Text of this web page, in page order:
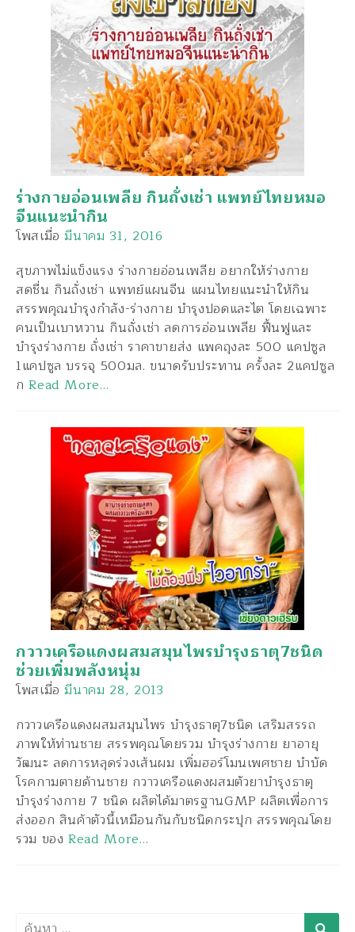
ร่างกายอ่อนเพลีย กินถั่งเช่า แพทย์ไทยหมอ
จีนแนะนำกิน
โพสเมื่อ มีนาคม 31, 2016
สุขภาพไม่แข็งแรง ร่างกายอ่อนเพลีย อยากให้ร่างกาย
สดชื่น กินถั่งเช่า แพทย์แผนจีน แผนไทยแนะนำให้กิน
สรรพคุณบำรุงกำลัง-ร่างกาย บำรุงปอดและไต โดยเฉพาะ
คนเป็นเบาหวาน กินถั่งเช่า ลดการอ่อนเพลีย ฟื้นฟูและ
บำรุงร่างกาย ถั่งเช่า ราคาขายส่ง แพคถุงละ 500 แคปซูล
1แคปซูล บรรจุ 500มล. ขนาดรับประทาน ครั้งละ 2แคปซูล
กRead More…
กวาวเครือแดงผสมสมุนไพรบำรุงธาตุ7ชนิด
ช่วยเพิ่มพลังหนุ่ม
โพสเมื่อ มีนาคม 28, 2013
กวาวเครือแดงผสมสมุนไพร บำรุงธาตุ7ชนิด เสริมสรรถ
ภาพให้ท่านชาย สรรพคุณโดยรวม บำรุงร่างกาย ยาอายุ
วัฒนะ ลดการหลุดร่วงเส้นผม เพิ่มฮอร์โมนเพศชาย บำบัด
โรคกามตายด้านชาย กวาวเครือแดงผสมตัวยาบำรุงธาตุ
บำรุงร่างกาย 7 ชนิด ผลิตได้มาตรฐานGMP ผลิตเพื่อการ
ส่งออก สินค้าตัวนี้เหมือนกันกับชนิดกระปุก สรรพคุณโดย
รวม ของRead More…
ค้นหา